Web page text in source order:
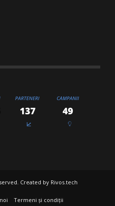
Created by Rivos.tech
Termeni și condiții